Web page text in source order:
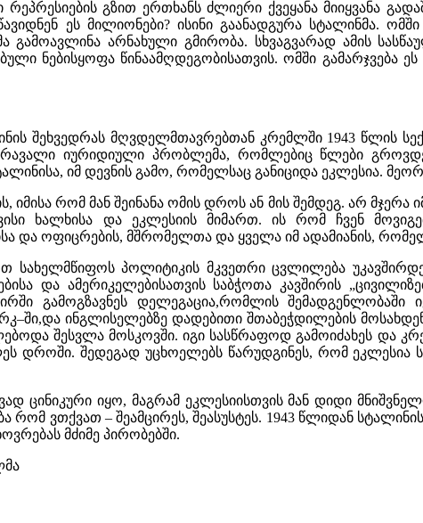
რეპრესიების გზით ერთხანს ძლიერი ქვეყანა მიიყვანა
ეს მილიონები? ისინი გაანადგურა სტალინმა.
გამოავლინა არნახული გმირობა. სხვაგვარად ამის
ნებისყოფა წინაამღდეგობისათვის.ომში გამარჯვება
შეხვედრას მღვდელმთავრებთან კრემლში1943 წლის
იურიდიული პრობლემა, რომლებიც წლები
, იმ დევნის გამო, რომელსაც განიციდა ეკლესია.
,იმისა რომ მან შეინანა ომის დროს ან მის შემდეგ. არ მჯერა
ხალხისა და ეკლესიის მიმართ. ის რომ ჩვენ
და ოფიცრების, მშრომელთა და ყველა იმ ადამიანის,
სახელმწიფოს პოლიტიკის მკვეთრი ცვლილება
და ამერიკელებისათვის საბჭოთა კავშირის „
გამოგზავნეს დელეგაცია,რომლის შემადგენლობაში
–ში,და ინგლისელებზე დადებითი შთაბეჭდილების
შესვლა მოსკოვში.იგი სასწრაფოდ გამოიძახეს და
დროში.შედეგად უცხოელებს წარუდგინეს, რომ ეკლესია
ცინიკური იყო, მაგრამ ეკლესიისთვის მან დიდი
რომ ვთქვათ –შეამცირეს,შეასუსტეს. 1943 წლიდან
მძიმე პირობებში.